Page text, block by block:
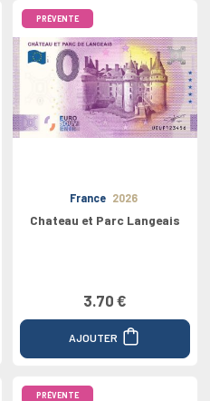
PRÉVENTE
France 2026
Chateau et Parc Langeais
3.70 €
AJOUTER
PRÉVENTE